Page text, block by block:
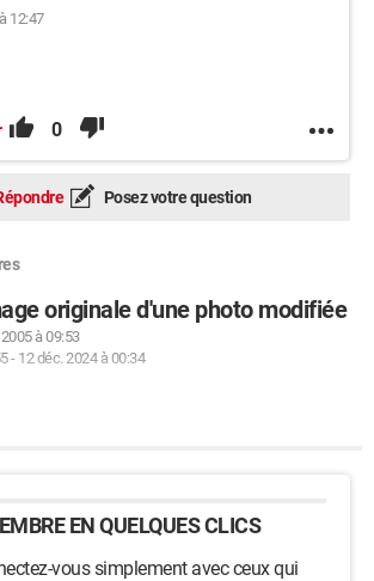
12:47
0
Posez votre question
originale d'une photo modifiée
à 09:53
- 12 déc. 2024 à 00:34
EN QUELQUES CLICS
vous simplement avec ceux qui